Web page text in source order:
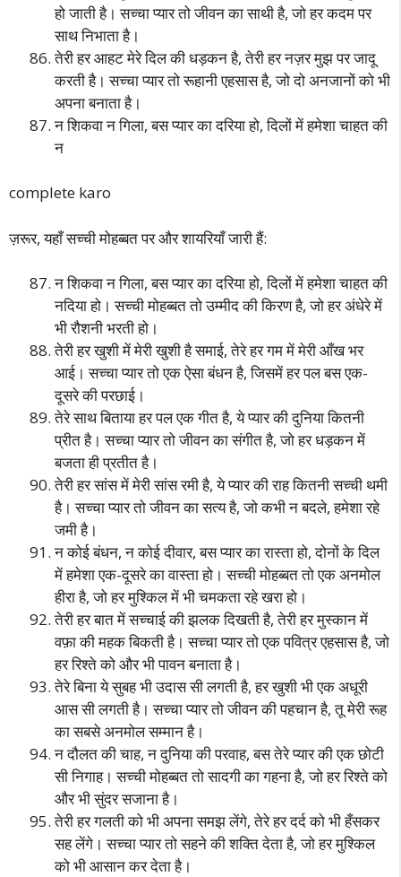
हो जाती है। सच्चा प्यार तो जीवन का साथी है, जो हर कदम पर
साथ निभाता है।
तेरी हर आहट मेरे दिल की धड़कन है, तेरी हर नज़र मुझ पर जादू
करती है। सच्चा प्यार तो रूहानी एहसास है, जो दो अनजानों को भी
अपना बनाता है।
न शिकवा न गिला, बस प्यार का दरिया हो, दिलों में हमेशा चाहत की
न
complete karo
ज़रूर, यहाँ सच्ची मोहब्बत पर और शायरियाँ जारी हैं:
न शिकवा न गिला, बस प्यार का दरिया हो, दिलों में हमेशा चाहत की
नदिया हो। सच्ची मोहब्बत तो उम्मीद की किरण है, जो हर अंधेरे में
भी रौशनी भरती हो।
तेरी हर खुशी में मेरी खुशी है समाई, तेरे हर गम में मेरी आँख भर
आई। सच्चा प्यार तो एक ऐसा बंधन है, जिसमें हर पल बस एक-
दूसरे की परछाई।
तेरे साथ बिताया हर पल एक गीत है, ये प्यार की दुनिया कितनी
प्रीत है। सच्चा प्यार तो जीवन का संगीत है, जो हर धड़कन में
बजता ही प्रतीत है।
तेरी हर सांस में मेरी सांस रमी है, ये प्यार की राह कितनी सच्ची थमी
है। सच्चा प्यार तो जीवन का सत्य है, जो कभी न बदले, हमेशा रहे
जमी है।
न कोई बंधन, न कोई दीवार, बस प्यार का रास्ता हो, दोनों के दिल
में हमेशा एक-दूसरे का वास्ता हो। सच्ची मोहब्बत तो एक अनमोल
हीरा है, जो हर मुश्किल में भी चमकता रहे खरा हो।
तेरी हर बात में सच्चाई की झलक दिखती है, तेरी हर मुस्कान में
वफ़ा की महक बिकती है। सच्चा प्यार तो एक पवित्र एहसास है, जो
हर रिश्ते को और भी पावन बनाता है।
तेरे बिना ये सुबह भी उदास सी लगती है, हर खुशी भी एक अधूरी
आस सी लगती है। सच्चा प्यार तो जीवन की पहचान है, तू मेरी रूह
का सबसे अनमोल सम्मान है।
न दौलत की चाह, न दुनिया की परवाह, बस तेरे प्यार की एक छोटी
सी निगाह। सच्ची मोहब्बत तो सादगी का गहना है, जो हर रिश्ते को
और भी सुंदर सजाना है।
तेरी हर गलती को भी अपना समझ लेंगे, तेरे हर दर्द को भी हँसकर
सह लेंगे। सच्चा प्यार तो सहने की शक्ति देता है, जो हर मुश्किल
को भी आसान कर देता है।